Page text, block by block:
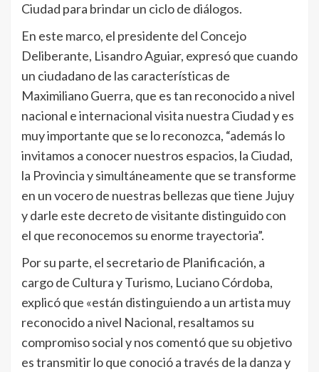
Ciudad para brindar un ciclo de diálogos.
En este marco, el presidente del Concejo
Deliberante, Lisandro Aguiar, expresó que cuando
un ciudadano de las características de
Maximiliano Guerra, que es tan reconocido a nivel
nacional e internacional visita nuestra Ciudad y es
muy importante que se lo reconozca, “además lo
invitamos a conocer nuestros espacios, la Ciudad,
la Provincia y simultáneamente que se transforme
en un vocero de nuestras bellezas que tiene Jujuy
y darle este decreto de visitante distinguido con
el que reconocemos su enorme trayectoria”.
Por su parte, el secretario de Planificación, a
cargo de Cultura y Turismo, Luciano Córdoba,
explicó que «están distinguiendo a un artista muy
reconocido a nivel Nacional, resaltamos su
compromiso social y nos comentó que su objetivo
es transmitir lo que conoció a través de la danza y